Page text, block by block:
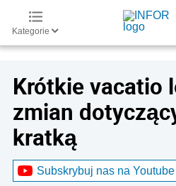
Kategorie
Krótkie vacatio
zmian
kratką
Subskrybuj nas na Youtube